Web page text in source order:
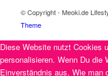
© Copyright - Meoki.de
Theme
Diese Website nutzt Cookies
personalisieren. Wenn Du die
Einverständnis aus. Wie man